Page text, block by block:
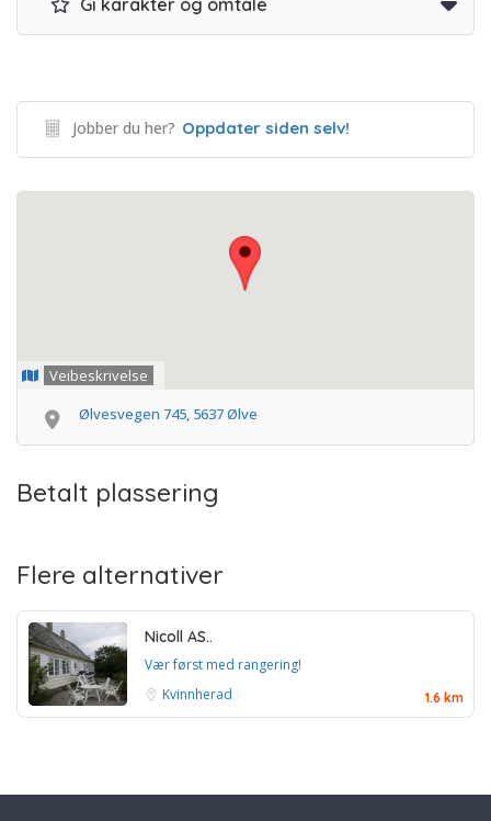
Gi karakter og omtale
Jobber du her? Oppdater siden selv!
Veibeskrivelse
Ølvesvegen 745, 5637 Ølve
Betalt plassering
Flere alternativer
Nicoll AS..
Vær først med rangering!
Kvinnherad
1.6 km